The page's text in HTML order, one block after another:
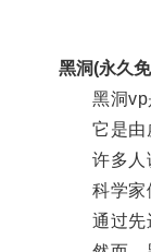
黑洞(永久
黑洞vp是
它是由虚
许多人误
科学家们
通过先进